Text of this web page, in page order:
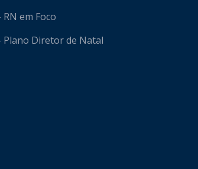
RN em Foco
Plano Diretor de Natal